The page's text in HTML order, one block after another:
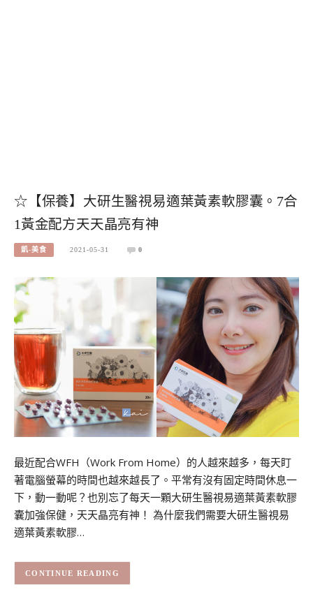
☆【保養】大研生醫視易適葉黃素軟膠囊。7合
1黃金配方天天晶亮有神
凱-美食 2021-05-31 0
最近配合WFH（Work From Home）的人越來越多，每天盯
著電腦螢幕的時間也越來越長了。平常有沒有固定時間休息一
下，動一動呢？也別忘了每天一顆大研生醫視易適葉黃素軟膠
囊加強保健，天天晶亮有神！ 為什麼我們需要大研生醫視易
適葉黃素軟膠…
CONTINUE READING